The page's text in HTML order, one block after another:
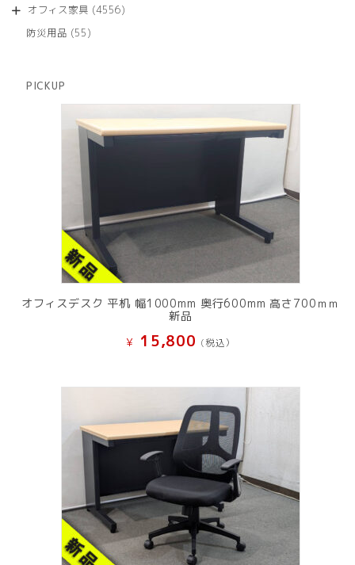
商
の
オフィス家具 45564556
防災用品 5555
PICKUP
オフィスデスク 平机 幅1000mm 奥行600mm 高さ700ｍｍ
新品
¥ 15,800 (税込）